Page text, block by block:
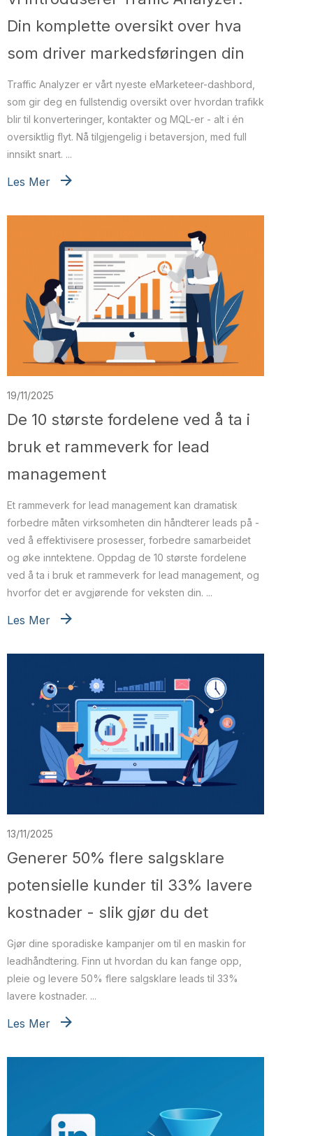
Din komplette oversikt over hva
som driver markedsføringen din
Traffic Analyzer er vårt nyeste eMarketeer-dashbord,
som gir deg en fullstendig oversikt over hvordan trafikk
blir til konverteringer, kontakter og MQL-er - alt i én
oversiktlig flyt. Nå tilgjengelig i betaversjon, med full
innsikt snart. ...
Les Mer
19/11/2025
De 10 største fordelene ved å ta i
bruk et rammeverk for lead
management
Et rammeverk for lead management kan dramatisk
forbedre måten virksomheten din håndterer leads på -
ved å effektivisere prosesser, forbedre samarbeidet
og øke inntektene. Oppdag de 10 største fordelene
ved å ta i bruk et rammeverk for lead management, og
hvorfor det er avgjørende for veksten din. ...
Les Mer
13/11/2025
Generer 50% flere salgsklare
potensielle kunder til 33% lavere
kostnader - slik gjør du det
Gjør dine sporadiske kampanjer om til en maskin for
leadhåndtering. Finn ut hvordan du kan fange opp,
pleie og levere 50% flere salgsklare leads til 33%
lavere kostnader. ...
Les Mer